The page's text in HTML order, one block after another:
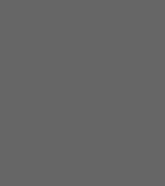
prawa zastrzeżone
(cookies) do
oferowania funkcji
naszego ruchu